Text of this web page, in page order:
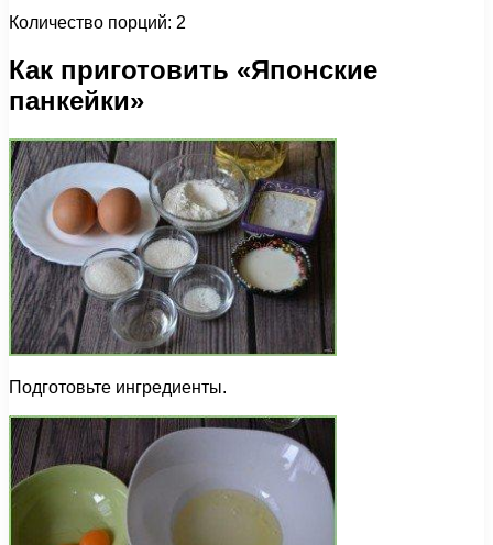
Количество порций: 2
Как приготовить «Японские
панкейки»
Подготовьте ингредиенты.